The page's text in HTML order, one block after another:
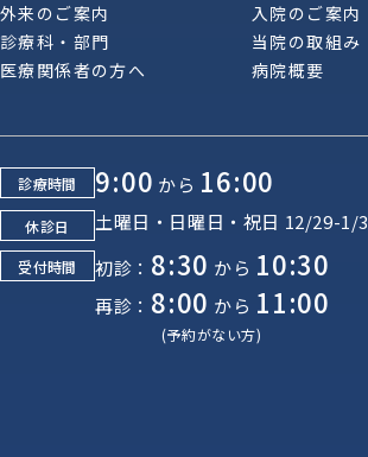
外来のご案内
入院のご案内
診療科・部門
当院の取組み
医療関係者の方へ
病院概要
診療時間 9:00 から 16:00
休診日 土曜日・日曜日・祝日 12/29-1/3
受付時間 初診： 8:30 から 10:30
再診： 8:00 から 11:00
(予約がない方)